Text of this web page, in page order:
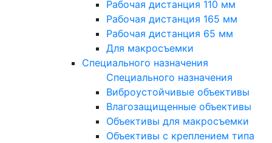
Рабочая дистанция 110 мм
Рабочая дистанция 165 мм
Рабочая дистанция 65 мм
Для макросъемки
Специального назначения
Специального назначения
Виброустойчивые объективы
Влагозащищенные объективы
Объективы для макросъемки
Объективы с креплением типа